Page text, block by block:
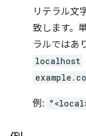
リテラル文
致します。
ラルではあ
localhost
例: